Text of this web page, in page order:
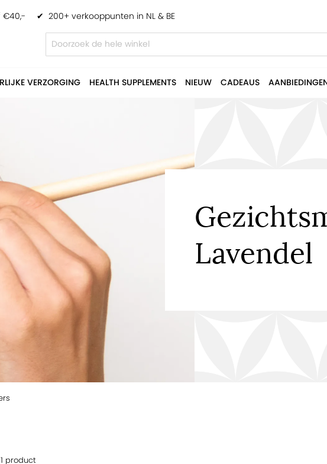
€40,- ✔ 200+ verkooppunten in NL & BE
VERZORGING HEALTH SUPPLEMENTS NIEUW CADEAUS
Lavendel
1 product